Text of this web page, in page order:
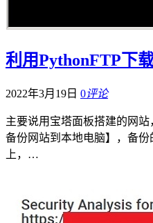
利用PythonFTP下
2022年3月19日 0评论
主要说用宝塔面板搭建的网
备份网站到本地电脑】，备
上，…